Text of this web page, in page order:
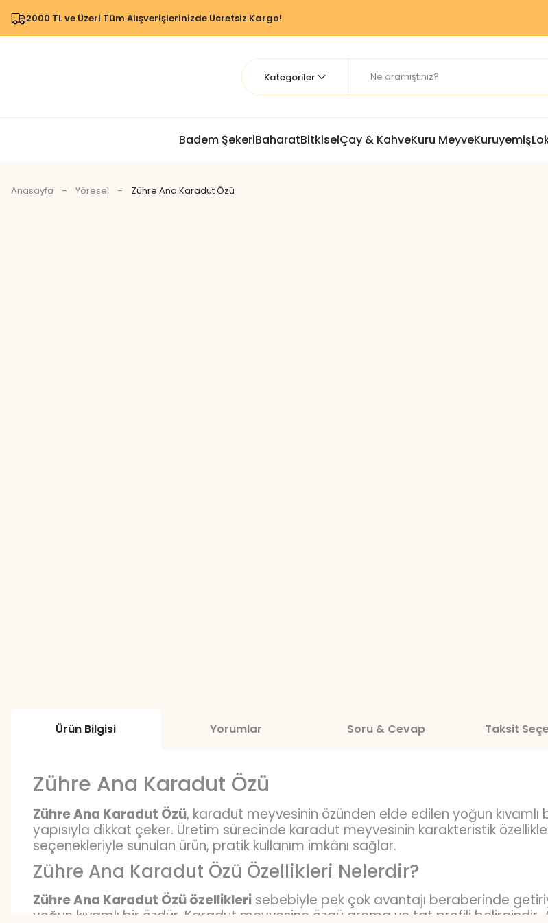
2000 TL ve Üzeri Tüm Alışverişlerinizde Ücretsiz Kargo!
Badem ŞekeriBaharatBitkiselÇay & KahveKuru MeyveKuruyemiş
Anasayfa Yöresel Zühre Ana Karadut Özü
Ürün Bilgisi Yorumlar Soru & Cevap Taksit
Zühre Ana Karadut Özü
Zühre Ana Karadut Özü, karadut meyvesinin özünden elde edilen yoğun kıvamlı
yapısıyla dikkat çeker. Üretim sürecinde karadut meyvesinin karakteristik
seçenekleriyle sunulan ürün, pratik kullanım imkânı sağlar.
Zühre Ana Karadut Özü Özellikleri Nelerdir?
Zühre Ana Karadut Özü özellikleri sebebiyle pek çok avantajı beraberinde
yoğun kıvamlı bir özdür. Karadut meyvesine özgü aroma ve tat profili belirgindir.